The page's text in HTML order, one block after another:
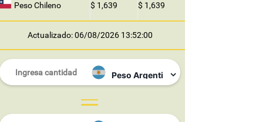
Peso Chileno $ 1,639 $ 1,639
Actualizado: 06/08/2026 13:52:00